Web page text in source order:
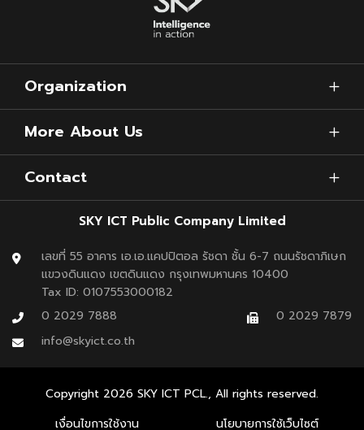
Organization
More About Us
Contact
SKY ICT Public Company Limited
เลขที่ 55 อาคาร เอ.เอ.แคปปิตอล รัชดา ชั้น 6-7 ถนนรัชดาภิเษก
แขวงดินแดง เขตดินแดง กรุงเทพมหานคร 10400
Tax ID: 0107553000182
0 2029 7888
0 2029 7879
info@skyict.co.th
Copyright 2026 SKY ICT PCL., All rights reserved.
เงื่อนไขการใช้งาน
นโยบายการใช้เว็บไซต์